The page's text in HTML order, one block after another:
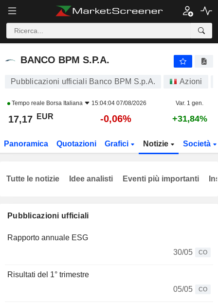
BANCO BPM S.P.A.
BANCO BPM S.P.A.
Pubblicazioni ufficiali Banco BPM S.p.A. Azioni
Tempo reale Borsa Italiana 15:04:04 07/08/2026 Var. 1 gen.
17,17 EUR -0,06% +31,84%
Panoramica Quotazioni Grafici Notizie Società
Pubblicazioni ufficiali
Rapporto annuale ESG
30/05
CO
Risultati del 1° trimestre
05/05
CO
Tutte le notizie Idee analisti Eventi più importanti